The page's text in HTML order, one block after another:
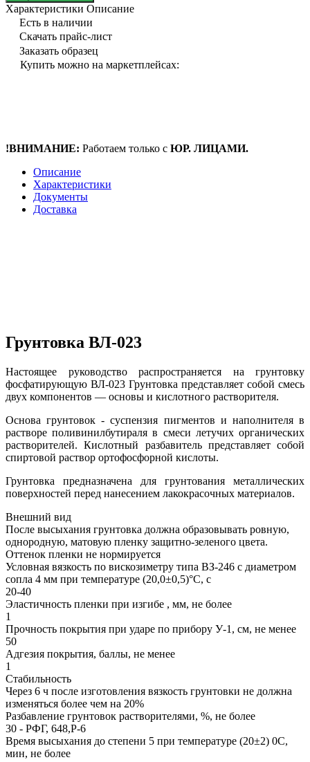
Характеристики Описание
Есть в наличии
Скачать прайс-лист
Заказать образец
Купить можно на маркетплейсах:
!ВНИМАНИЕ: Работаем только с ЮР. ЛИЦАМИ.
Описание
Характеристики
Документы
Доставка
Грунтовка ВЛ-023
Настоящее руководство распространяется на грунтовку
фосфатирующую ВЛ-023 Грунтовка представляет собой смесь
двух компонентов — основы и кислотного растворителя.
Основа грунтовок - суспензия пигментов и наполнителя в
растворе поливинилбутираля в смеси летучих органических
растворителей. Кислотный разбавитель представляет собой
спиртовой раствор ортофосфорной кислоты.
Грунтовка предназначена для грунтования металлических
поверхностей перед нанесением лакокрасочных материалов.
Внешний вид
После высыхания грунтовка должна образовывать ровную,
однородную, матовую пленку защитно-зеленого цвета.
Оттенок пленки не нормируется
Условная вязкость по вискозиметру типа ВЗ-246 с диаметром
сопла 4 мм при температуре (20,0±0,5)°С, с
20-40
Эластичность пленки при изгибе , мм, не более
1
Прочность покрытия при ударе по прибору У-1, см, не менее
50
Адгезия покрытия, баллы, не менее
1
Стабильность
Через 6 ч после изготовления вязкость грунтовки не должна
изменяться более чем на 20%
Разбавление грунтовок растворителями, %, не более
30 - РФГ, 648,Р-6
Время высыхания до степени 5 при температуре (20±2) 0С,
мин, не более